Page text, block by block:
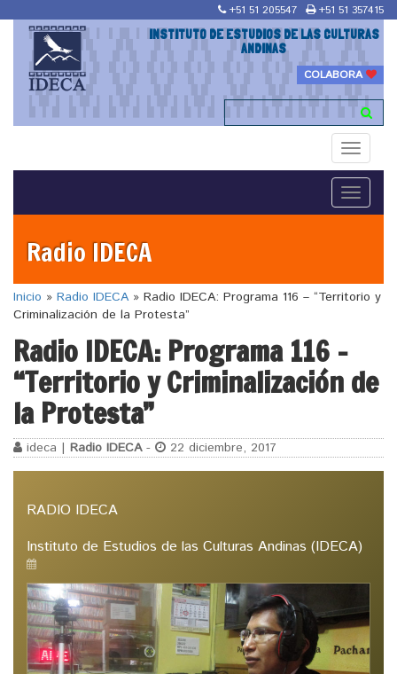
+51 51 205547 +51 51 357415
INSTITUTO DE ESTUDIOS DE LAS CULTURAS
ANDINAS
COLABORA
Toggle
Toggle
Radio IDECA
Inicio » Radio IDECA » Radio IDECA: Programa 116 – “Territorio y
Criminalización de la Protesta”
Radio IDECA: Programa 116 –
“Territorio y Criminalización de
la Protesta”
ideca | Radio IDECA- 22 diciembre, 2017
RADIO IDECA
Instituto de Estudios de las Culturas Andinas (IDECA)